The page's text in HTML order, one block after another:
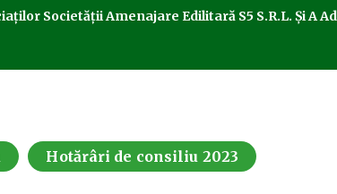
Amenajare Edilitară S5
Hotărâri de consiliu 2023